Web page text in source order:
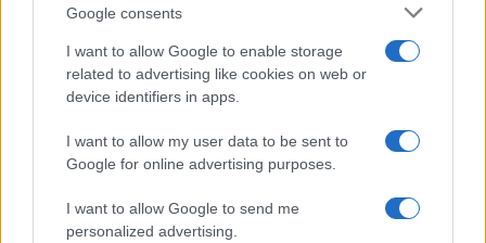
Google consents
I want to allow Google to enable storage
related to advertising like cookies on web or
device identifiers in apps.
I want to allow my user data to be sent to
Google for online advertising purposes.
I want to allow Google to send me
personalized advertising.
Continua a leggere